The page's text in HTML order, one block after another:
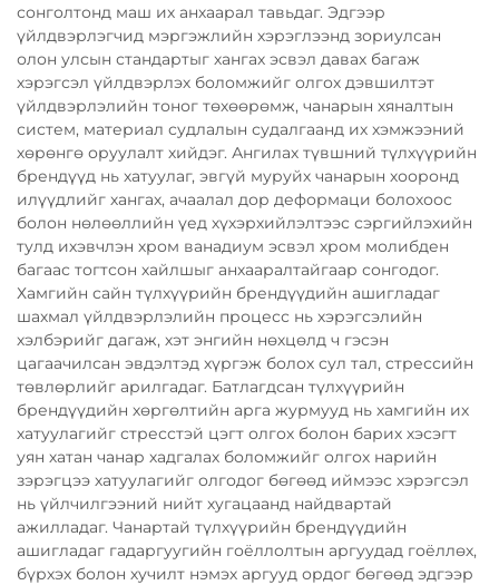
сонголтонд маш их анхаарал тавьдаг. Эдгээр
үйлдвэрлэгчид мэргэжлийн хэрэглээнд зориулсан
олон улсын стандартыг хангах эсвэл давах багаж
хэрэгсэл үйлдвэрлэх боломжийг олгох дэвшилтэт
үйлдвэрлэлийн тоног төхөөрөмж, чанарын хяналтын
систем, материал судлалын судалгаанд их хэмжээний
хөрөнгө оруулалт хийдэг. Ангилах түвшний түлхүүрийн
брендүүд нь хатуулаг, эвгүй муруйх чанарын хооронд
илүүдлийг хангах, ачаалал дор деформаци болохоос
болон нөлөөллийн үед хүхэрхийлэлтээс сэргийлэхийн
тулд ихэвчлэн хром ванадиум эсвэл хром молибден
багаас тогтсон хайлшыг анхааралтайгаар сонгодог.
Хамгийн сайн түлхүүрийн брендүүдийн ашигладаг
шахмал үйлдвэрлэлийн процесс нь хэрэгсэлийн
хэлбэрийг дагаж, хэт энгийн нөхцөлд ч гэсэн
цагаачилсан эвдэлтэд хүргэж болох сул тал, стрессийн
төвлөрлийг арилгадаг. Батлагдсан түлхүүрийн
брендүүдийн хөргөлтийн арга журмууд нь хамгийн их
хатуулагийг стресстэй цэгт олгох болон барих хэсэгт
уян хатан чанар хадгалах боломжийг олгох нарийн
зэрэгцээ хатуулагийг олгодог бөгөөд иймээс хэрэгсэл
нь үйлчилгээний нийт хугацаанд найдвартай
ажилладаг. Чанартай түлхүүрийн брендүүдийн
ашигладаг гадаргуугийн гоёллолтын аргуудад гоёллөх,
бүрхэх болон хучилт нэмэх аргууд ордог бөгөөд эдгээр